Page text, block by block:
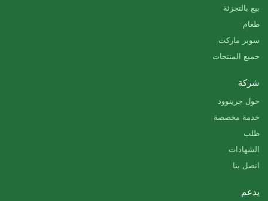
بيع بالتجزئة
طعام
سوبر ماركت
جميع المنتجات
شركة
حول جرينوود
خدمة مخصصة
طلب
الشهادات
اتصل بنا
يدعم